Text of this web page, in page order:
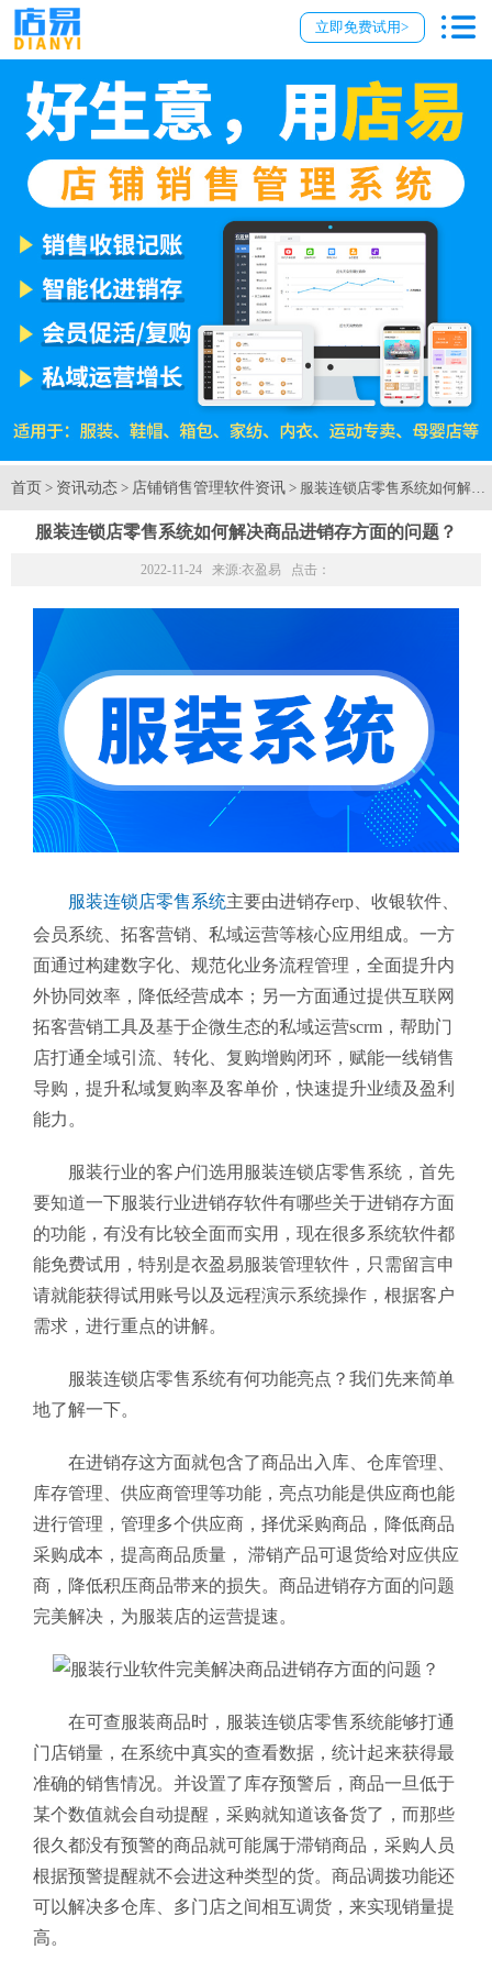
立即免费试用>
首页 > 资讯动态 > 店铺销售管理软件资讯 > 服装连锁店零售系统如何解
服装连锁店零售系统如何解决商品进销存方面的问题？
2022-11-24 来源:衣盈易 点击：
服装连锁店零售系统主要由进销存erp、收银软件、
会员系统、拓客营销、私域运营等核心应用组成。一方
面通过构建数字化、规范化业务流程管理，全面提升内
外协同效率，降低经营成本；另一方面通过提供互联网
拓客营销工具及基于企微生态的私域运营scrm，帮助门
店打通全域引流、转化、复购增购闭环，赋能一线销售
导购，提升私域复购率及客单价，快速提升业绩及盈利
能力。
服装行业的客户们选用 服装连锁店零售系统 ，首先
要知道一下服装行业进销存软件有哪些关于进销存方面
的功能，有没有比较全面而实用，现在很多系统软件都
能免费试用，特别是衣盈易服装管理软件，只需留言申
请就能获得试用账号以及远程演示系统操作，根据客户
需求，进行重点的讲解。
服装连锁店零售系统有何功能亮点？我们先来简单
地了解一下。
在进销存这方面就包含了商品出入库、仓库管理、
库存管理、供应商管理等功能，亮点功能是供应商也能
进行管理，管理多个供应商，择优采购商品，降低商品
采购成本，提高商品质量， 滞销产品可退货给对应供应
商，降低积压商品带来的损失。商品进销存方面的问题
完美解决，为服装店的运营提速。
在可查服装商品时，服装连锁店零售系统能够打通
门店销量，在系统中真实的查看数据，统计起来获得最
准确的销售情况。并设置了库存预警后，商品一旦低于
某个数值就会自动提醒，采购就知道该备货了，而那些
很久都没有预警的商品就可能属于滞销商品，采购人员
根据预警提醒就不会进这种类型的货。商品调拨功能还
可以解决多仓库、多门店之间相互调货，来实现销量提
高。